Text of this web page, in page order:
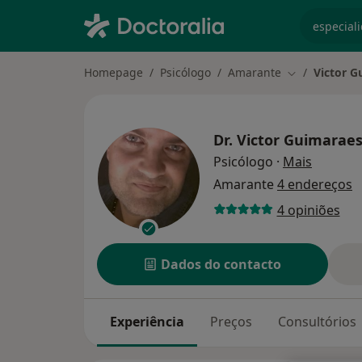
Homepage Psicólogo Amarante Mudar de
Victor
Dr. Victor
Psicólogo · Mais
Amarante 4 endereços
4 opiniões
Dados do contacto
Experiência Preços Consultórios